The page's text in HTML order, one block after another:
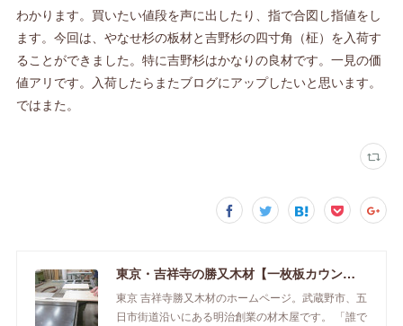
わかります。買いたい値段を声に出したり、指で合図し指値をし
ます。今回は、やなせ杉の板材と吉野杉の四寸角（柾）を入荷す
ることができました。特に吉野杉はかなりの良材です。一見の価
値アリです。入荷したらまたブログにアップしたいと思います。
ではまた。
東京・吉祥寺の勝又木材【一枚板カウンター】
東京 吉祥寺勝又木材のホームページ。武蔵野市、五
日市街道沿いにある明治創業の材木屋です。 「誰で